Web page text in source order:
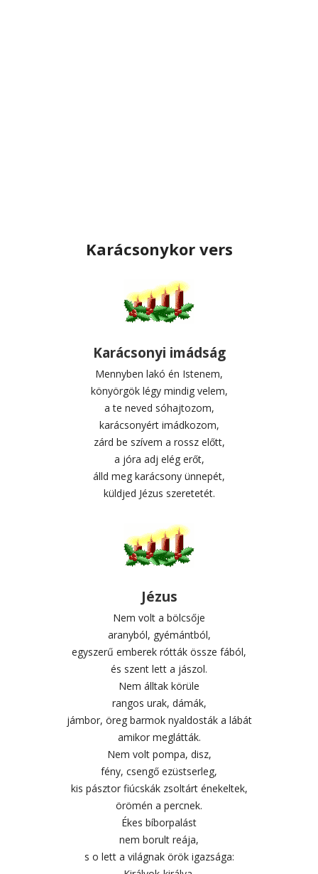
Karácsonykor vers
Karácsonyi imádság
Mennyben lakó én Istenem,
könyörgök légy mindig velem,
a te neved sóhajtozom,
karácsonyért imádkozom,
zárd be szívem a rossz előtt,
a jóra adj elég erőt,
álld meg karácsony ünnepét,
küldjed Jézus szeretetét.
Jézus
Nem volt a bölcsője
aranyból, gyémántból,
egyszerű emberek rótták össze fából,
és szent lett a jászol.
Nem álltak körüle
rangos urak, dámák,
jámbor, öreg barmok nyaldosták a lábát
amikor meglátták.
Nem volt pompa, disz,
fény, csengő ezüstserleg,
kis pásztor fiúcskák zsoltárt énekeltek,
örömén a percnek.
Ékes bíborpalást
nem borult reája,
s o lett a világnak örök igazsága: